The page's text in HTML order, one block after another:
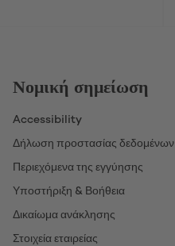
Νομική σημείωση
Accessibility
Δήλωση προστασίας δεδομένων
Περιεχόμενα της εγγύησης
Υποστήριξη & Βοήθεια
Δικαίωμα ανάκλησης
Στοιχεία εταιρείας